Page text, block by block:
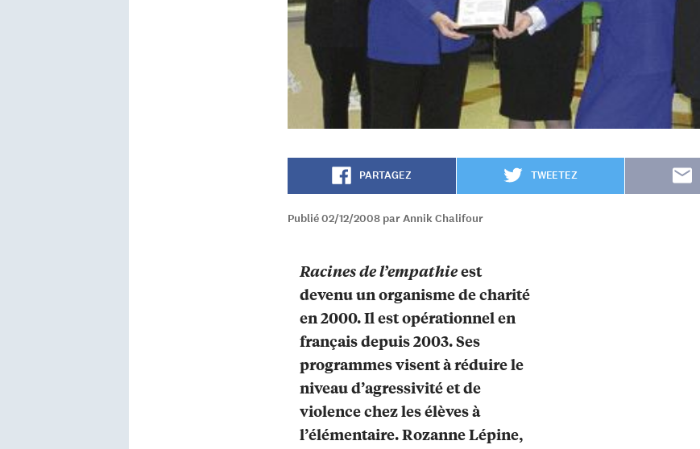
PARTAGEZ TWEETEZ
Publié 02/12/2008 par Annik Chalifour
Racines de l’empathieest
devenu un organisme de charité
en 2000. Il est opérationnel en
français depuis 2003. Ses
programmes visent à réduire le
niveau d’agressivité et de
violence chez les élèves à
l’élémentaire. Rozanne Lépine,